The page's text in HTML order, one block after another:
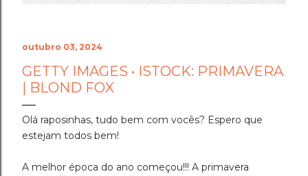
outubro 03, 2024
GETTY IMAGES • ISTOCK: PRIMAVERA
| BLOND FOX
Olá raposinhas, tudo bem com vocês? Espero que
estejam todos bem!
A melhor época do ano começou!!! A primavera